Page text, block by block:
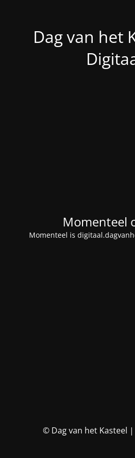
Dag van het
Momenteel
Momenteel is
© Dag van het Kasteel